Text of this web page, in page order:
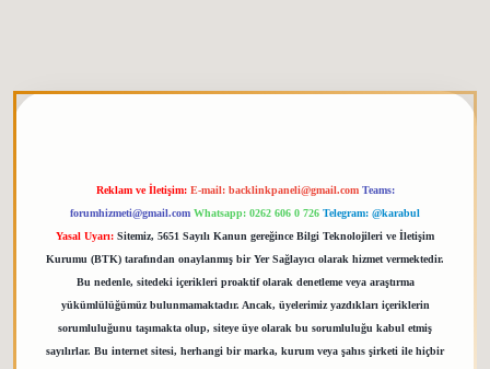
Reklam ve İletişim: E-mail: backlinkpaneli@gmail.com Teams:
forumhizmeti@gmail.com Whatsapp: 0262 606 0 726 Telegram: @karabul
Yasal Uyarı: Sitemiz, 5651 Sayılı Kanun gereğince Bilgi Teknolojileri ve İletişim
Kurumu (BTK) tarafından onaylanmış bir Yer Sağlayıcı olarak hizmet vermektedir.
Bu nedenle, sitedeki içerikleri proaktif olarak denetleme veya araştırma
yükümlülüğümüz bulunmamaktadır. Ancak, üyelerimiz yazdıkları içeriklerin
sorumluluğunu taşımakta olup, siteye üye olarak bu sorumluluğu kabul etmiş
sayılırlar. Bu internet sitesi, herhangi bir marka, kurum veya şahıs şirketi ile hiçbir